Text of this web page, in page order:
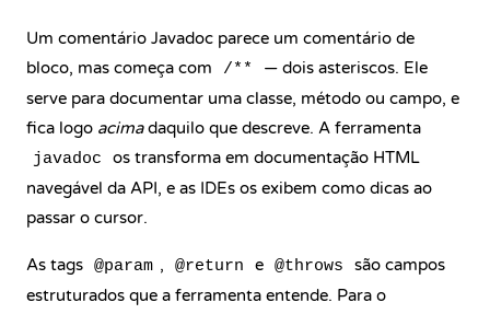
Um comentário Javadoc parece um comentário de
bloco, mas começa com
/**
— dois asteriscos. Ele
serve para documentar uma classe, método ou campo, e
fica logo acimadaquilo que descreve. A ferramenta
javadoc
os transforma em documentação HTML
navegável da API, e as IDEs os exibem como dicas ao
passar o cursor.
As tags @param , @return e @throws
são campos
estruturados que a ferramenta entende. Para o